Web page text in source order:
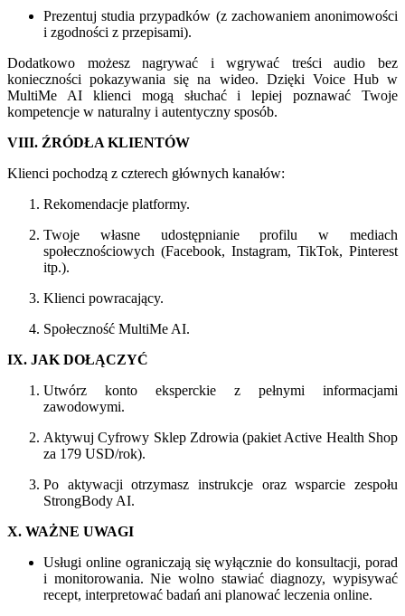
Prezentuj studia przypadków (z zachowaniem anonimowości
i zgodności z przepisami).
Dodatkowo możesz nagrywać i wgrywać treści audio bez
konieczności pokazywania się na wideo. Dzięki Voice Hub w
MultiMe AI klienci mogą słuchać i lepiej poznawać Twoje
kompetencje w naturalny i autentyczny sposób.
VIII. ŹRÓDŁA KLIENTÓW
Klienci pochodzą z czterech głównych kanałów:
Rekomendacje platformy.
Twoje własne udostępnianie profilu w mediach
społecznościowych (Facebook, Instagram, TikTok, Pinterest
itp.).
Klienci powracający.
Społeczność MultiMe AI.
IX. JAK DOŁĄCZYĆ
Utwórz konto eksperckie z pełnymi informacjami
zawodowymi.
Aktywuj Cyfrowy Sklep Zdrowia (pakiet Active Health Shop
za 179 USD/rok).
Po aktywacji otrzymasz instrukcje oraz wsparcie zespołu
StrongBody AI.
X. WAŻNE UWAGI
Usługi online ograniczają się wyłącznie do konsultacji, porad
i monitorowania. Nie wolno stawiać diagnozy, wypisywać
recept, interpretować badań ani planować leczenia online.